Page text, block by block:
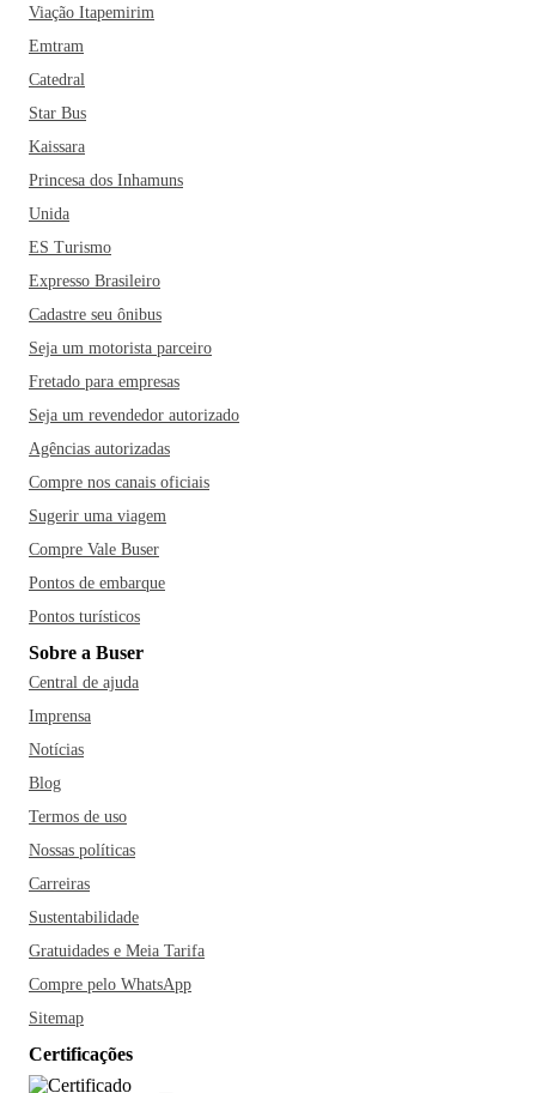
Viação Itapemirim
Emtram
Catedral
Star Bus
Kaissara
Princesa dos Inhamuns
Unida
ES Turismo
Expresso Brasileiro
Cadastre seu ônibus
Seja um motorista parceiro
Fretado para empresas
Seja um revendedor autorizado
Agências autorizadas
Compre nos canais oficiais
Sugerir uma viagem
Compre Vale Buser
Pontos de embarque
Pontos turísticos
Sobre a Buser
Central de ajuda
Imprensa
Notícias
Blog
Termos de uso
Nossas políticas
Carreiras
Sustentabilidade
Gratuidades e Meia Tarifa
Compre pelo WhatsApp
Sitemap
Certificações